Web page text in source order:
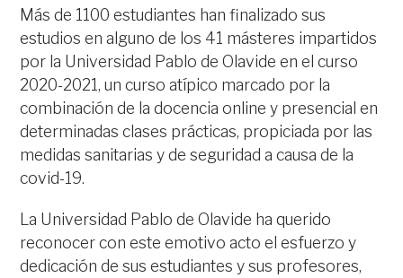
Más de 1100 estudiantes han finalizado sus
estudios en alguno de los 41 másteres impartidos
por la Universidad Pablo de Olavide en el curso
2020-2021, un curso atípico marcado por la
combinación de la docencia online y presencial en
determinadas clases prácticas, propiciada por las
medidas sanitarias y de seguridad a causa de la
covid-19.
La Universidad Pablo de Olavide ha querido
reconocer con este emotivo acto el esfuerzo y
dedicación de sus estudiantes y sus profesores,